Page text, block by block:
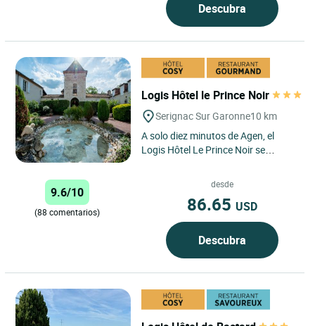
Descubra
Logis Hôtel le Prince Noir
Serignac Sur Garonne10 km
A solo diez minutos de Agen, el
Logis Hôtel Le Prince Noir se
Menjoulan, una mansión con
9.6/10
(88 comentarios)
desde
86.65 USD
Descubra